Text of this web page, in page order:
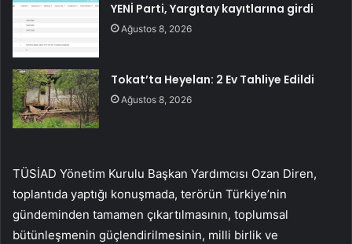
YENİ Parti, Yargıtay kayıtlarına girdi
Ağustos 8, 2026
Tokat’ta Heyelan: 2 Ev Tahliye Edildi
Ağustos 8, 2026
TÜSİAD Yönetim Kurulu Başkan Yardımcısı Ozan Diren,
toplantıda yaptığı konuşmada, terörün Türkiye’nin
gündeminden tamamen çıkartılmasının, toplumsal
bütünleşmenin güçlendirilmesinin, milli birlik ve